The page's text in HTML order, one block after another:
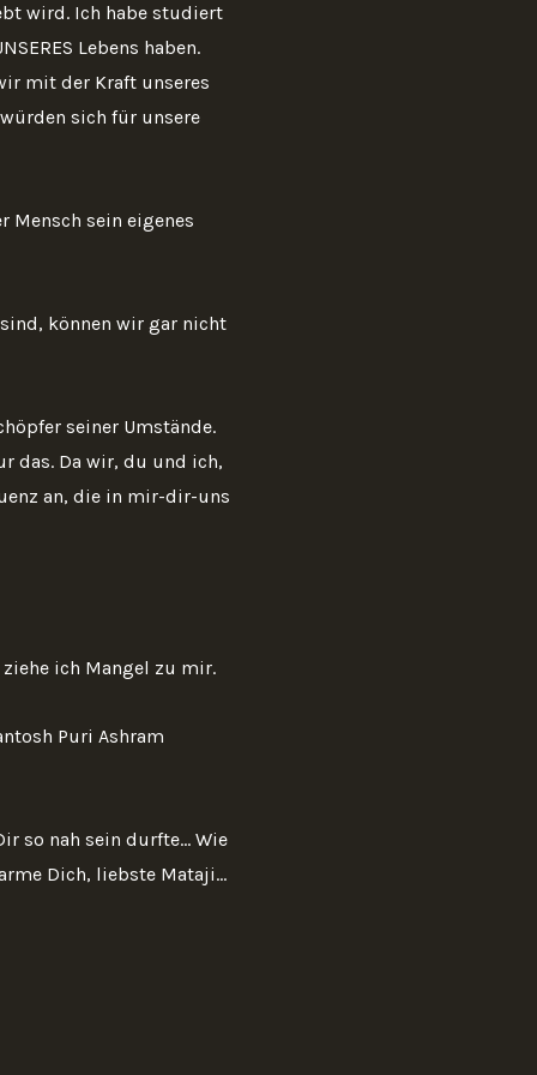
wird. Ich habe studiert
Lebens haben.
mit der Kraft unseres
sich für unsere
Mensch sein eigenes
können wir gar nicht
seiner Umstände.
das. Da wir, du und ich,
an, die in mir-dir-uns
ich Mangel zu mir.
Puri Ashram
so nah sein durfte... Wie
Dich, liebste Mataji...